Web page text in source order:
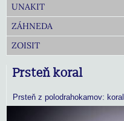
UNAKIT
ZÁHNEDA
ZOISIT
Prsteň koral
Prsteň z polodrahokamov: koral